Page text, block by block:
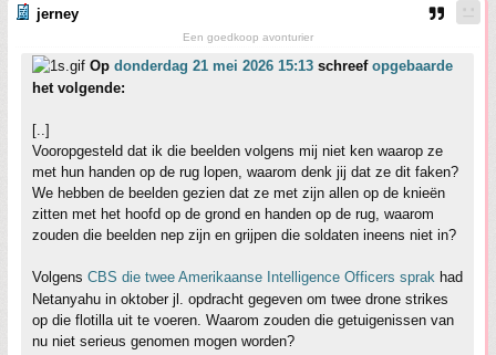
jerney
Een goedkoop avonturier
Op donderdag 21 mei 2026 15:13 schreef opgebaarde
het volgende:
[..]
Vooropgesteld dat ik die beelden volgens mij niet ken waarop ze
met hun handen op de rug lopen, waarom denk jij dat ze dit faken?
We hebben de beelden gezien dat ze met zijn allen op de knieën
zitten met het hoofd op de grond en handen op de rug, waarom
zouden die beelden nep zijn en grijpen die soldaten ineens niet in?
Volgens CBS die twee Amerikaanse Intelligence Officers sprak had
Netanyahu in oktober jl. opdracht gegeven om twee drone strikes
op die flotilla uit te voeren. Waarom zouden die getuigenissen van
nu niet serieus genomen mogen worden?